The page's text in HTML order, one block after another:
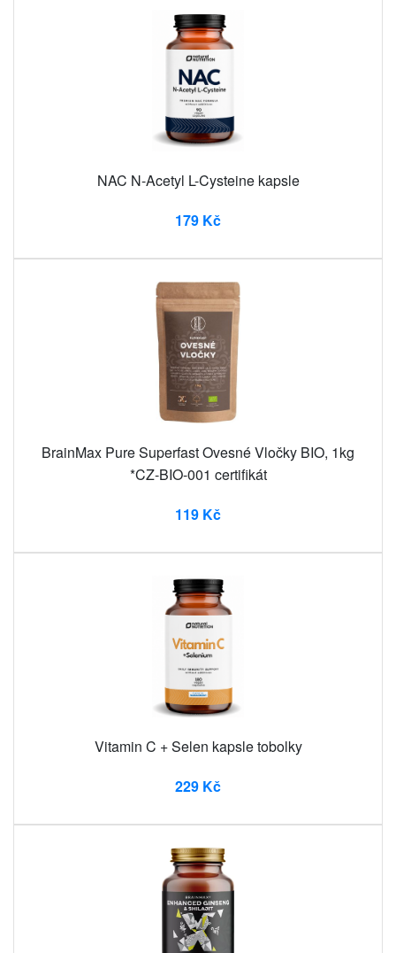
NAC N-Acetyl L-Cysteine ​​kapsle
179 Kč
BrainMax Pure Superfast Ovesné Vločky BIO, 1kg
*CZ-BIO-001 certifikát
119 Kč
Vitamin C + Selen kapsle tobolky
229 Kč